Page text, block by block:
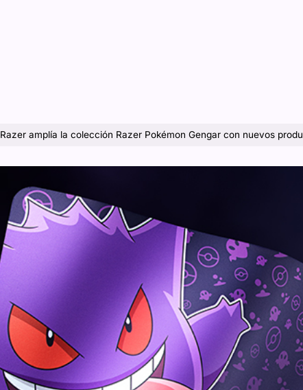
Razer amplía la colección Razer Pokémon Gengar con nuevos productos